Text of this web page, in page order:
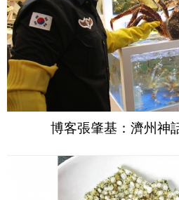
博客張肇基：濟州神